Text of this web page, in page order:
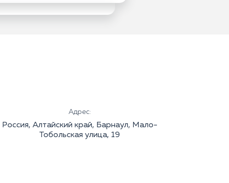
Адрес:
Россия, Алтайский край, Барнаул, Мало-
Тобольская улица, 19